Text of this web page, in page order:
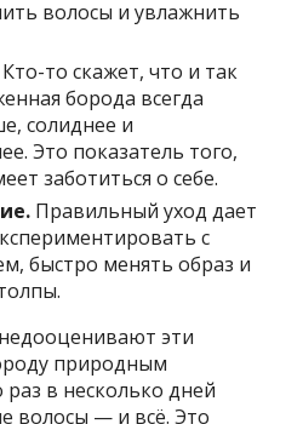
волосы и увлажнить
Кто-то скажет, что и так
борода всегда
солиднее и
Это показатель того,
заботиться о себе.
Правильный уход дает
с
быстро менять образ и
эти
природным
в несколько дней
волосы — и всё. Это